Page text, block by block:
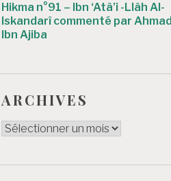
Hikma n°91 – Ibn ‘Atâ’i -Llâh Al-
Iskandarî commenté par Ahmad
Ibn Ajiba
ARCHIVES
ARCHIVES